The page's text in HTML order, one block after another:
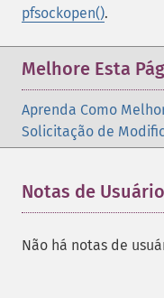
pfsockopen().
Melhore Esta
Aprenda Como
Solicitação de
Notas de
Não há notas de